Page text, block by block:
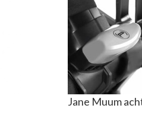
Jane Muum